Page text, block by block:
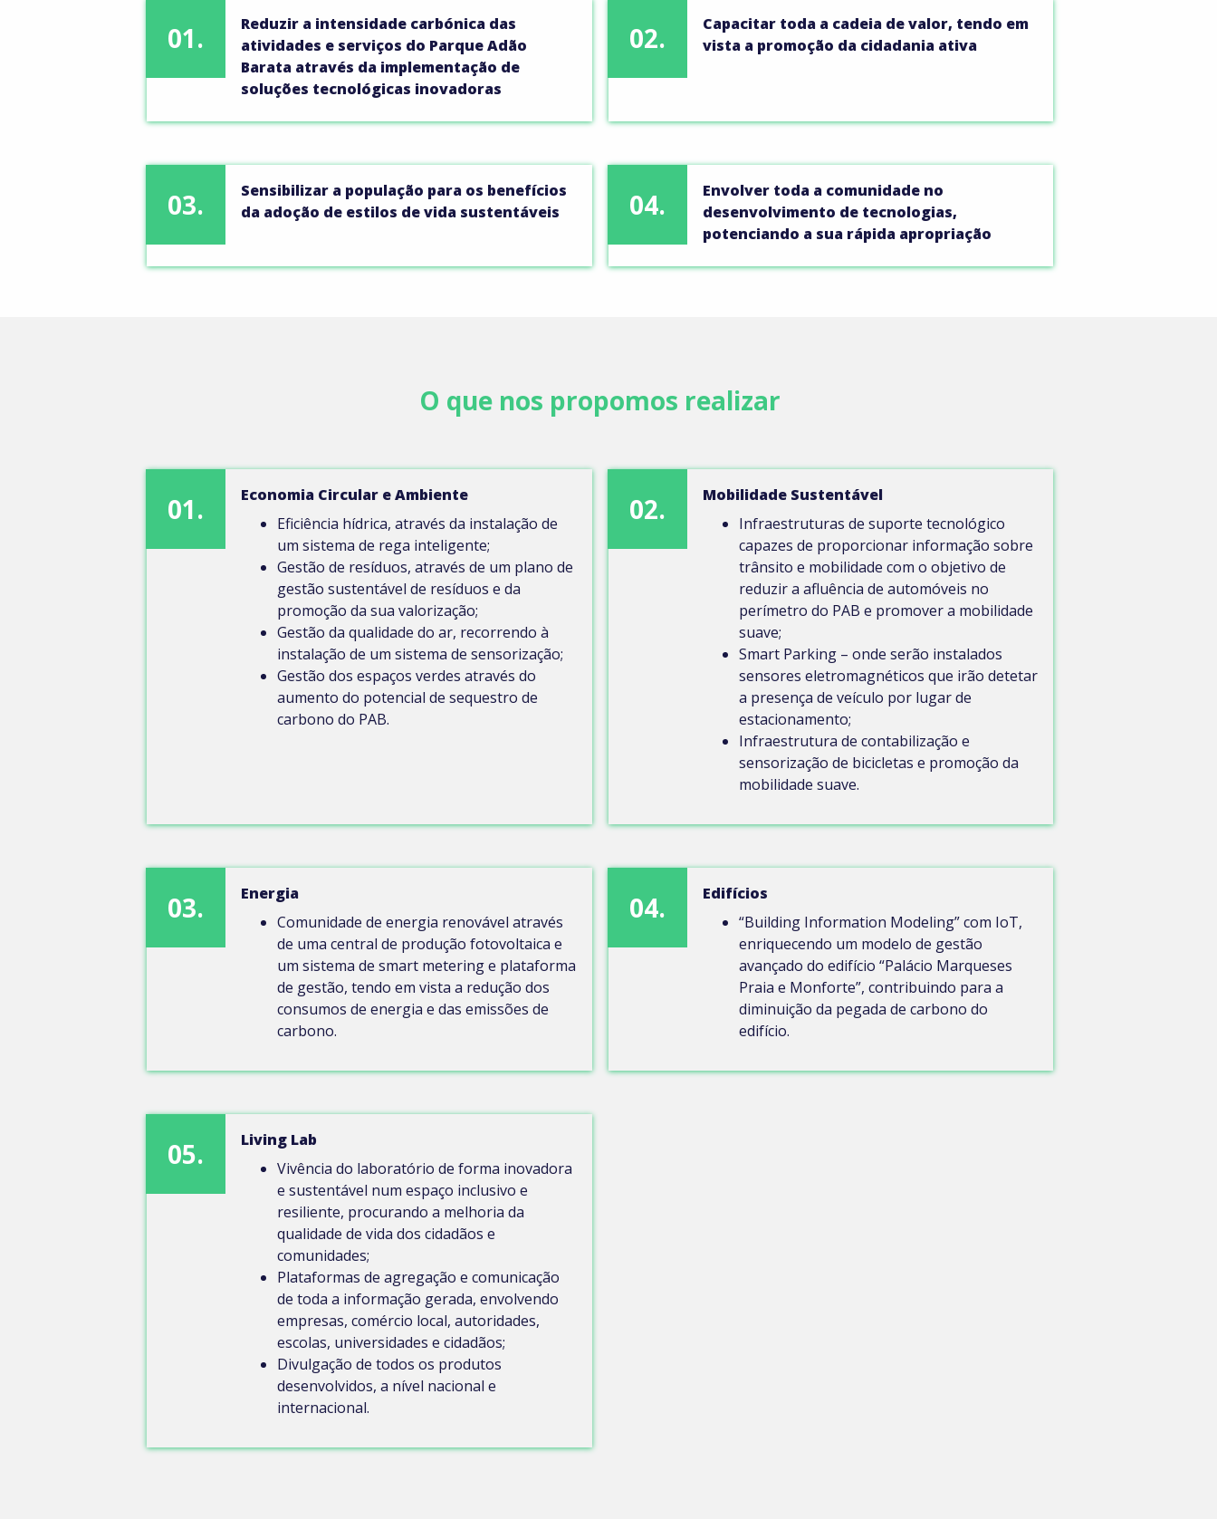
01.
Reduzir a intensidade carbónica das
atividades e serviços do Parque Adão
Barata através da implementação de
soluções tecnológicas inovadoras
02.
Capacitar toda a cadeia de valor, tendo em
vista a promoção da cidadania ativa
03.
Sensibilizar a população para os benefícios
da adoção de estilos de vida sustentáveis
04.
Envolver toda a comunidade no
desenvolvimento de tecnologias,
potenciando a sua rápida apropriação
O que nos propomos realizar
01.
Economia Circular e Ambiente
Eficiência hídrica, através da instalação de
um sistema de rega inteligente;
Gestão de resíduos, através de um plano de
gestão sustentável de resíduos e da
promoção da sua valorização;
Gestão da qualidade do ar, recorrendo à
instalação de um sistema de sensorização;
Gestão dos espaços verdes através do
aumento do potencial de sequestro de
carbono do PAB.
02.
Mobilidade Sustentável
Infraestruturas de suporte tecnológico
capazes de proporcionar informação sobre
trânsito e mobilidade com o objetivo de
reduzir a afluência de automóveis no
perímetro do PAB e promover a mobilidade
suave;
Smart Parking – onde serão instalados
sensores eletromagnéticos que irão detetar
a presença de veículo por lugar de
estacionamento;
Infraestrutura de contabilização e
sensorização de bicicletas e promoção da
mobilidade suave.
03.
Energia
Comunidade de energia renovável através
de uma central de produção fotovoltaica e
um sistema de smart metering e plataforma
de gestão, tendo em vista a redução dos
consumos de energia e das emissões de
carbono.
04.
Edifícios
“Building Information Modeling” com IoT,
enriquecendo um modelo de gestão
avançado do edifício “Palácio Marqueses
Praia e Monforte”, contribuindo para a
diminuição da pegada de carbono do
edifício.
05.
Living Lab
Vivência do laboratório de forma inovadora
e sustentável num espaço inclusivo e
resiliente, procurando a melhoria da
qualidade de vida dos cidadãos e
comunidades;
Plataformas de agregação e comunicação
de toda a informação gerada, envolvendo
empresas, comércio local, autoridades,
escolas, universidades e cidadãos;
Divulgação de todos os produtos
desenvolvidos, a nível nacional e
internacional.